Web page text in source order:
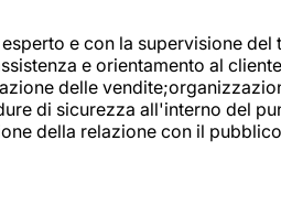
e con la supervisione
e orientamento al
delle
di sicurezza all'interno del
della relazione con il